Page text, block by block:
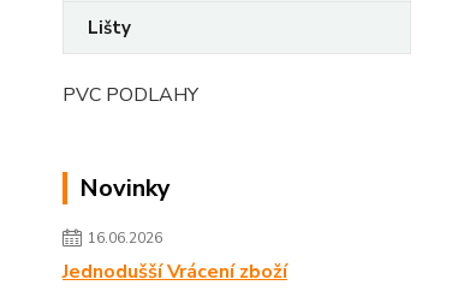
Lišty
PVC PODLAHY
Novinky
16.06.2026
Jednodušší Vrácení zboží